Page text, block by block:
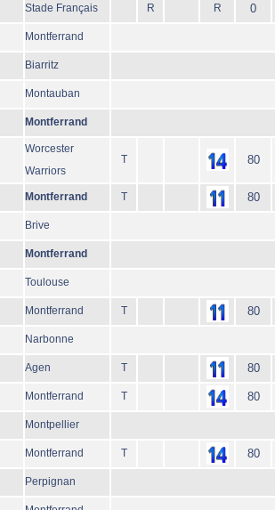
Stade Français R R 0
Montferrand
Biarritz
Montauban
Montferrand
Worcester
Warriors
T 80
Montferrand T 80
Brive
Montferrand
Toulouse
Montferrand T 80
Narbonne
Agen T 80
Montferrand T 80
Montpellier
Montferrand T 80
Perpignan